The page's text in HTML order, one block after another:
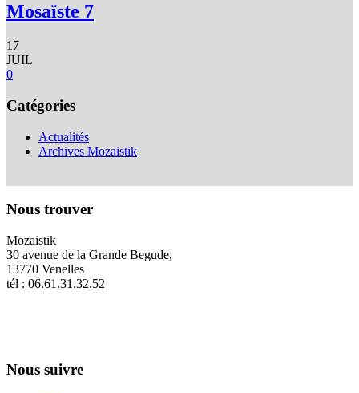
Mosaïste 7
17
JUIL
0
Catégories
Actualités
Archives Mozaistik
Nous trouver
Mozaistik
30 avenue de la Grande Begude,
13770 Venelles
tél : 06.61.31.32.52
Nous suivre